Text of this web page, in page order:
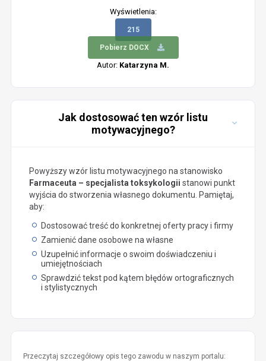
Wyświetlenia:
215
Pobierz DOCX
Autor: Katarzyna M.
Jak dostosować ten wzór listu
motywacyjnego?
Powyższy wzór listu motywacyjnego na stanowisko
Farmaceuta – specjalista toksykologii stanowi punkt
wyjścia do stworzenia własnego dokumentu. Pamiętaj,
aby:
Dostosować treść do konkretnej oferty pracy i firmy
Zamienić dane osobowe na własne
Uzupełnić informacje o swoim doświadczeniu i
umiejętnościach
Sprawdzić tekst pod kątem błędów ortograficznych
i stylistycznych
Przeczytaj szczegółowy opis tego zawodu w naszym portalu: